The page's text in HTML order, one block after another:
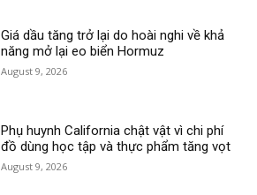
Giá dầu tăng trở lại do hoài nghi về khả
năng mở lại eo biển Hormuz
August 9, 2026
Phụ huynh California chật vật vì chi phí
đồ dùng học tập và thực phẩm tăng vọt
August 9, 2026